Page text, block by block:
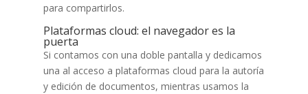
para compartirlos.
Plataformas cloud: el navegador es la
puerta
Si contamos con una doble pantalla y dedicamos
una al acceso a plataformas cloud para la autoría
y edición de documentos, mientras usamos la